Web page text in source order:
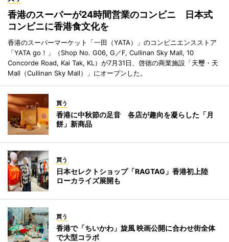
香港のスーパーが24時間営業のコンビニ 日本式
コンビニに香港食文化を
香港のスーパーマーケット「一田（YATA）」のコンビニエンスストア
「YATA go！」（Shop No. G06, G／F, Cullinan Sky Mall, 10
Concorde Road, Kai Tak, KL）が7月31日、啓徳の商業施設「天璽・天
Mall（Cullinan Sky Mall）」にオープンした。
買う
香港に中秋節の足音 各店が趣向を凝らした「月
餅」新商品
買う
日本セレクトショップ「RAGTAG」香港初上陸
ローカライズ展開も
買う
香港で「ちいかわ」旋風 映画公開に合わせ街全体
で大型コラボ